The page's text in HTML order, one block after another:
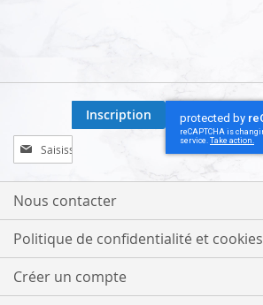
Inscription
à
notre
lettre
:
Inscription
Nous contacter
Politique de confidentialité et cookies
Créer un compte